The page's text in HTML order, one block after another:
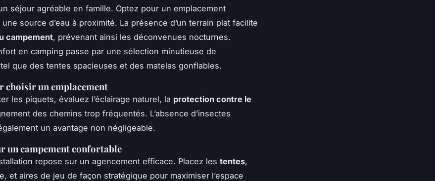
séjour agréable en famille. Optez pour un emplacement
source d’eau à proximité. La présence d’un terrain plat facilite
campement, prévenant ainsi les déconvenues nocturnes.
en camping passe par une sélection minutieuse de
tel que des tentes spacieuses et des matelas gonflables.
choisir un emplacement
les piquets, évaluez l’éclairage naturel, la protection contre le
des chemins trop fréquentés. L’absence d’insectes
un avantage non négligeable.
un campement confortable
repose sur un agencement efficace. Placez les tentes,
et aires de jeu de façon stratégique pour maximiser l’espace